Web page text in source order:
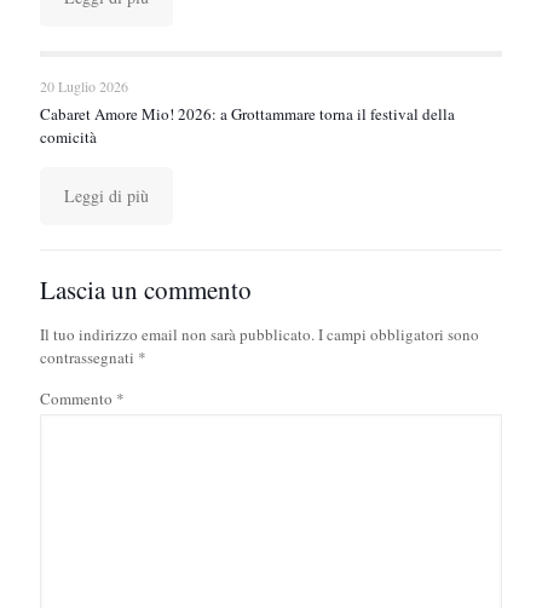
20 Luglio 2026
Cabaret Amore Mio! 2026: a Grottammare torna il festival della
comicità
Leggi di più
Lascia un commento
Il tuo indirizzo email non sarà pubblicato.I campi obbligatori sono
contrassegnati *
Commento *